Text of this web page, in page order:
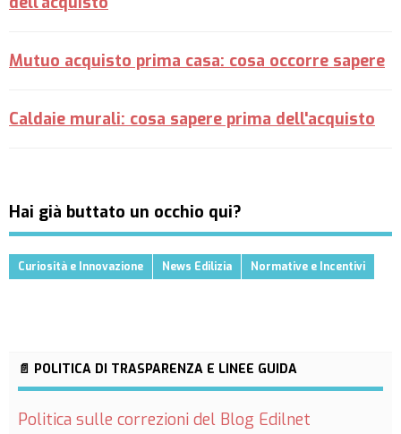
Mutuo acquisto prima casa: cosa occorre sapere
Caldaie murali: cosa sapere prima dell'acquisto
Hai già buttato un occhio qui?
Curiosità e Innovazione News Edilizia Normative e Incentivi
📄 POLITICA DI TRASPARENZA E LINEE GUIDA
Politica sulle correzioni del Blog Edilnet